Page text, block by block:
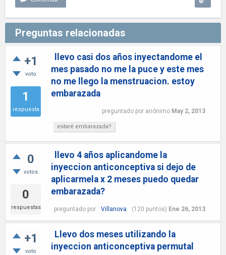
Preguntas relacionadas
+1
voto
1
respuesta
llevo casi dos años inyectandome el
mes pasado no me la puce y este mes
no me llego la menstruacion. estoy
embarazada
preguntado por anónimo May 2, 2013
estaré embarazada?
0
votos
0
respuestas
llevo 4 años aplicandome la
inyeccion anticonceptiva si dejo de
aplicarmela x 2 meses puedo quedar
embarazada?
preguntado por Villanova (120 puntos) Ene 26, 2013
+1
voto
Llevo dos meses utilizando la
inyeccion anticonceptiva permutal